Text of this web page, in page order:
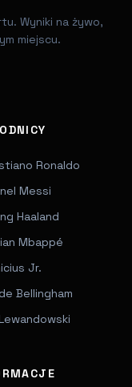
Wyniki na żywo,
miejscu.
Ronaldo
Messi
Haaland
Mbappé
Jr.
Bellingham